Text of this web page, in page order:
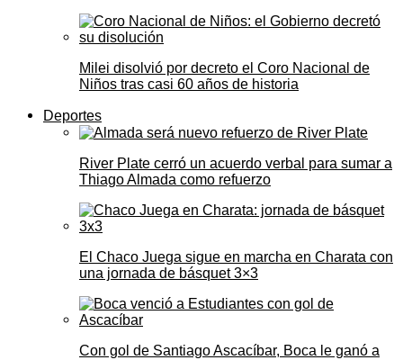
Milei disolvió por decreto el Coro Nacional de
Niños tras casi 60 años de historia
Deportes
River Plate cerró un acuerdo verbal para sumar a
Thiago Almada como refuerzo
El Chaco Juega sigue en marcha en Charata con
una jornada de básquet 3×3
Con gol de Santiago Ascacíbar, Boca le ganó a